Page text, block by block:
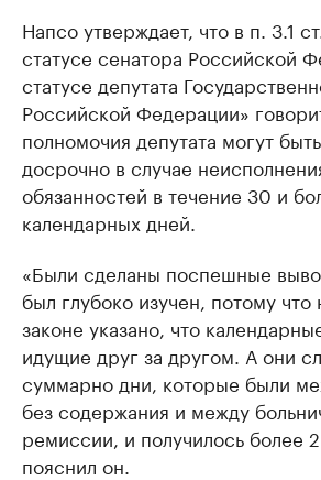
Напсо утверждает, что в п. 3.1
статусе сенатора Российской
статусе депутата
Российской Федерации»
полномочия депутата могут
досрочно в случае
обязанностей в течение 30 и
календарных дней.
«Были сделаны поспешные
был глубоко изучен, потому что
законе указано, что
идущие друг за другом. А они
суммарно дни, которые были
без содержания и между
ремиссии, и получилось более
пояснил он.